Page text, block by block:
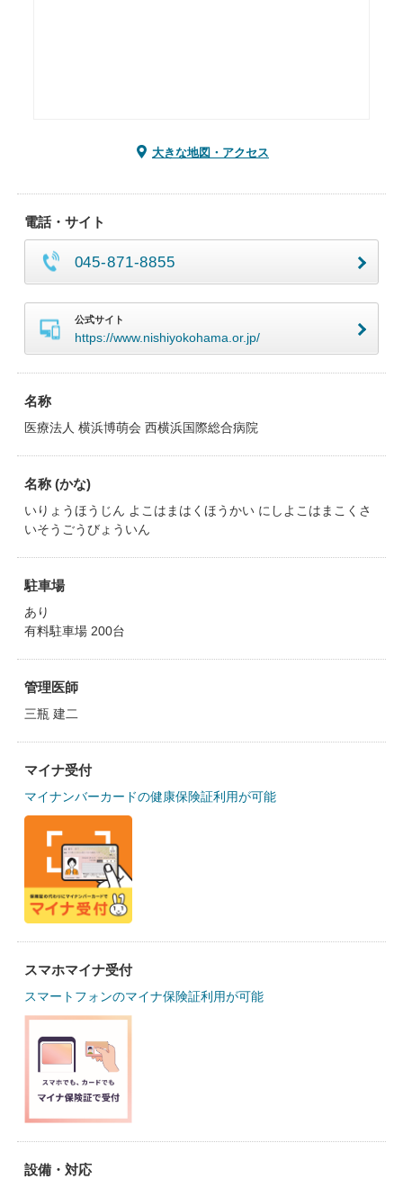
大きな地図・アクセス
電話・サイト
045-871-8855
公式サイト
https://www.nishiyokohama.or.jp/
名称
医療法人 横浜博萌会 西横浜国際総合病院
名称 (かな)
いりょうほうじん よこはまはくほうかい にしよこはまこくさ
いそうごうびょういん
駐車場
あり
有料駐車場 200台
管理医師
三瓶 建二
マイナ受付
マイナンバーカードの健康保険証利用が可能
スマホマイナ受付
スマートフォンのマイナ保険証利用が可能
設備・対応